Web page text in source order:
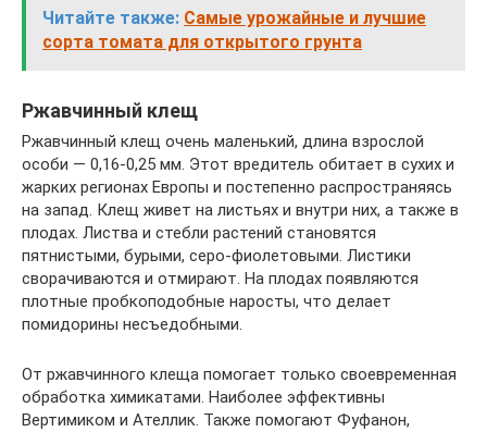
Читайте также: Самые урожайные и лучшие
сорта томата для открытого грунта
Ржавчинный клещ
Ржавчинный клещ очень маленький, длина взрослой
особи — 0,16-0,25 мм. Этот вредитель обитает в сухих и
жарких регионах Европы и постепенно распространяясь
на запад. Клещ живет на листьях и внутри них, а также в
плодах. Листва и стебли растений становятся
пятнистыми, бурыми, серо-фиолетовыми. Листики
сворачиваются и отмирают. На плодах появляются
плотные пробкоподобные наросты, что делает
помидорины несъедобными.
От ржавчинного клеща помогает только своевременная
обработка химикатами. Наиболее эффективны
Вертимиком и Ателлик. Также помогают Фуфанон,